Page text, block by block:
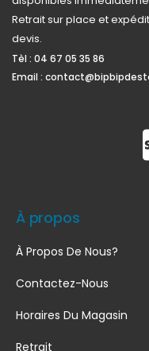
Retrait sur place et
devis.
Tèl : 04 67 05 35 86
Email :
À propos
À Propos De Nous?
Contactez-Nous
Horaires Du Magasin
Retrait